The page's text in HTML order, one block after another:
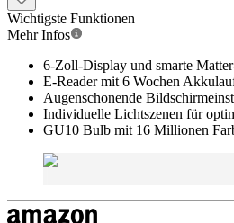
Wichtigste Funktionen
Mehr Infos
6-Zoll-Display und smarte
E-Reader mit 6 Wochen
Augenschonende
Individuelle Lichtszenen für
GU10 Bulb mit 16 Millionen